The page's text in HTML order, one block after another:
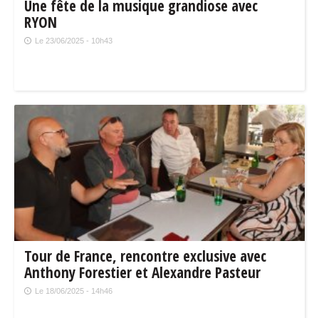
Une fête de la musique grandiose avec
RYON
Le 23/06/2025 - 10h43
Tour de France, rencontre exclusive avec
Anthony Forestier et Alexandre Pasteur
Le 18/06/2025 - 14h46